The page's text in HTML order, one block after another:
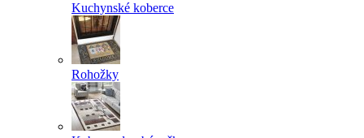
Kuchynské koberce
Rohožky